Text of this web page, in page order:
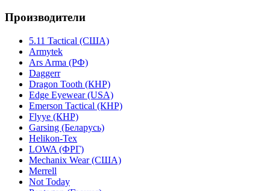
Производители
5.11 Tactical (США)
Armytek
Ars Arma (РФ)
Daggerr
Dragon Tooth (КНР)
Edge Eyewear (USA)
Emerson Tactical (КНР)
Flyye (КНР)
Garsing (Беларусь)
Helikon-Tex
LOWA (ФРГ)
Mechanix Wear (США)
Merrell
Not Today